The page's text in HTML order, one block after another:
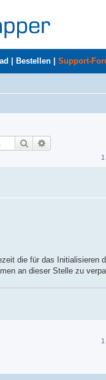
Bestellen Support-
Suche
die für das Initialisieren
an dieser Stelle zu